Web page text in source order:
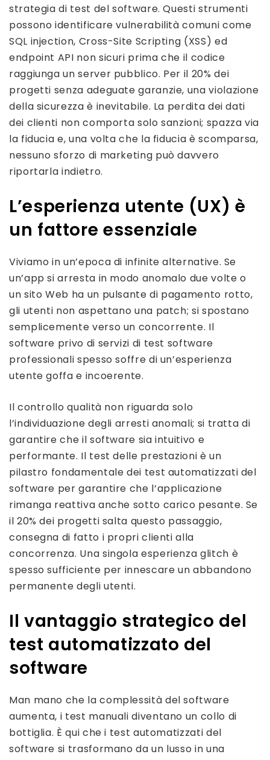
strategia di test del software. Questi strumenti
possono identificare vulnerabilità comuni come
SQL injection, Cross-Site Scripting (XSS) ed
endpoint API non sicuri prima che il codice
raggiunga un server pubblico. Per il 20% dei
progetti senza adeguate garanzie, una violazione
della sicurezza è inevitabile. La perdita dei dati
dei clienti non comporta solo sanzioni; spazza via
la fiducia e, una volta che la fiducia è scomparsa,
nessuno sforzo di marketing può davvero
riportarla indietro.
L’esperienza utente (UX) è
un fattore essenziale
Viviamo in un’epoca di infinite alternative. Se
un’app si arresta in modo anomalo due volte o
un sito Web ha un pulsante di pagamento rotto,
gli utenti non aspettano una patch; si spostano
semplicemente verso un concorrente. Il
software privo di servizi di test software
professionali spesso soffre di un’esperienza
utente goffa e incoerente.
Il controllo qualità non riguarda solo
l’individuazione degli arresti anomali; si tratta di
garantire che il software sia intuitivo e
performante. Il test delle prestazioni è un
pilastro fondamentale dei test automatizzati del
software per garantire che l’applicazione
rimanga reattiva anche sotto carico pesante. Se
il 20% dei progetti salta questo passaggio,
consegna di fatto i propri clienti alla
concorrenza. Una singola esperienza glitch è
spesso sufficiente per innescare un abbandono
permanente degli utenti.
Il vantaggio strategico del
test automatizzato del
software
Man mano che la complessità del software
aumenta, i test manuali diventano un collo di
bottiglia. È qui che i test automatizzati del
software si trasformano da un lusso in una